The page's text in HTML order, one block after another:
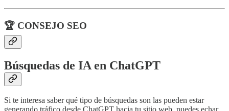
🏆 CONSEJO SEO
Búsquedas de IA en ChatGPT
Si te interesa saber qué tipo de búsquedas son las pueden estar